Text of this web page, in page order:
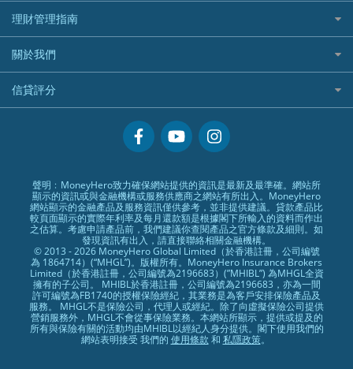
相機有得保
專為孕婦設計的最佳旅遊保險
最佳滑雪旅遊保險
最適合BB的旅遊保險
HSBC滙豐銀行
MSIG 三井住友
Prudential 保誠
QBE 昆士蘭
Starr
OSL
IB盈透證券好唔好？
盈立證券 uSMART 好唔好？
Stashaway好唔好？
黃金ETF懶人包
最值得注意的比特幣ETF
選股策略：五步調查攻略
中信銀行inMotion
Airwallex銀行
人民幣定存
美元定存
英鎊定存
澳元定存
理財資訊
識慳識賺
債務管理
投資理財
置業安居
專欄文章
理財管理指南
常用相關詞彙
MoneyHero電子報
所有合作銀行或機構
關於我們
服務承諾
網上支援
常見問題
條款及細則
編輯守則
廣告合作
廣告政策
私隱政策
加入我們
媒體報導
信貸評分
聲明﹕MoneyHero致力確保網站提供的資訊是最新及最準確。網站所
顯示的資訊或與金融機構或服務供應商之網站有所出入。MoneyHero
網站顯示的金融產品及服務資訊僅供參考，並非提供建議。貸款產品比
較頁面顯示的實際年利率及每月還款額是根據閣下所輸入的資料而作出
之估算。考慮申請產品前，我們建議你查閱產品之官方條款及細則。如
發現資訊有出入，請直接聯絡相關金融機構。
© 2013 - 2026 MoneyHero Global Limited（於香港註冊，公司編號
為 1864714）(“MHGL”)。版權所有。MoneyHero Insurance Brokers
Limited（於香港註冊，公司編號為2196683）(”MHIBL”) 為MHGL全資
擁有的子公司。 MHIBL於香港註冊，公司編號為2196683，亦為一間
許可編號為FB1740的授權保險經紀，其業務是為客戶安排保險產品及
服務。 MHGL不是保險公司，代理人或經紀。除了向虛擬保險公司提供
營銷服務外，MHGL不會從事保險業務。本網站所顯示，提供或提及的
所有與保險有關的活動均由MHIBL以經紀人身分提供。閣下使用我們的
網站表明接受 我們的 使用條款 和 私隱政策。